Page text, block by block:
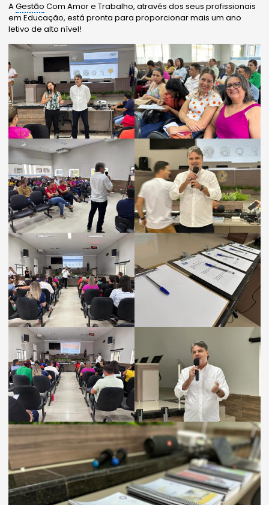
AGestão Com Amor e Trabalho, através dos seus profissionais
em Educação, está pronta para proporcionar mais um ano
letivo de alto nível!